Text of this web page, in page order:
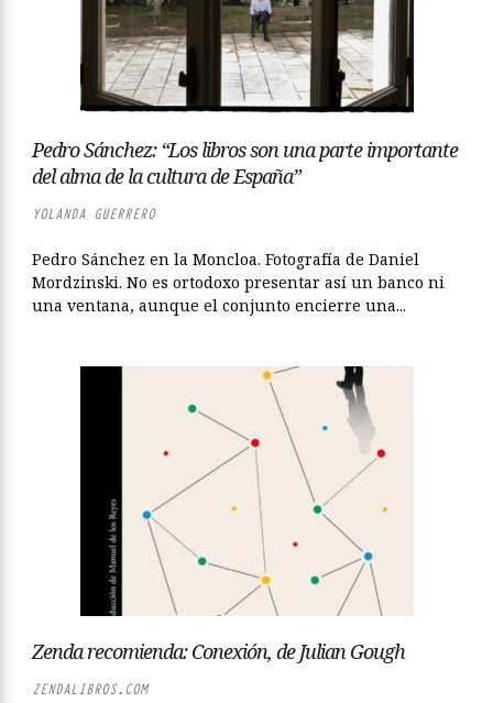
Pedro Sánchez: “Los libros son una parte importante
del alma de la cultura de España”
YOLANDA GUERRERO
Pedro Sánchez en la Moncloa. Fotografía de Daniel
Mordzinski. No es ortodoxo presentar así un banco ni
una ventana, aunque el conjunto encierre una...
Zenda recomienda: Conexión, de Julian Gough
ZENDALIBROS.COM